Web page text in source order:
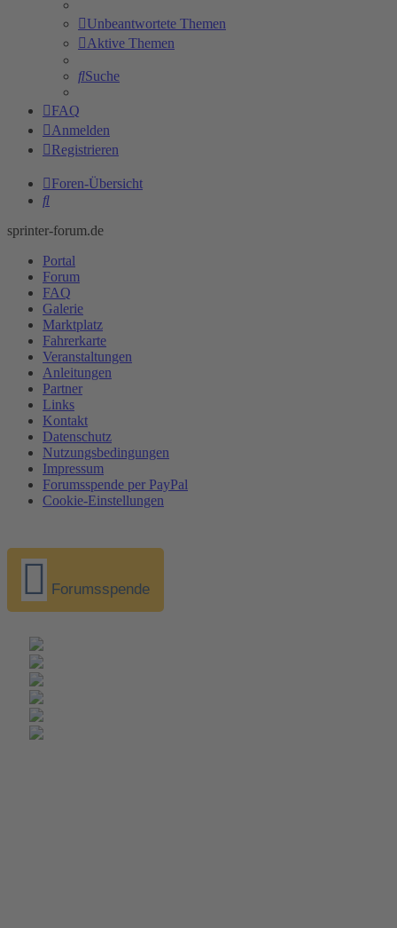
Unbeantwortete Themen
Aktive Themen
Suche
FAQ
Anmelden
Registrieren
Foren-Übersicht
Suche
sprinter-forum.de
Portal
Forum
FAQ
Galerie
Marktplatz
Fahrerkarte
Veranstaltungen
Anleitungen
Partner
Links
Kontakt
Datenschutz
Nutzungsbedingungen
Impressum
Forumsspende per PayPal
Cookie-Einstellungen
Forumsspende